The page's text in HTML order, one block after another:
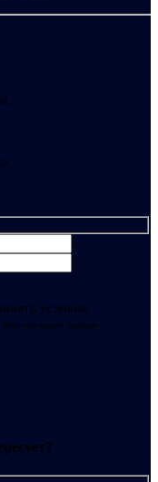
условия:
данных